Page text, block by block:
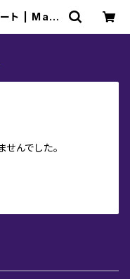
ト | Marc
んでした。